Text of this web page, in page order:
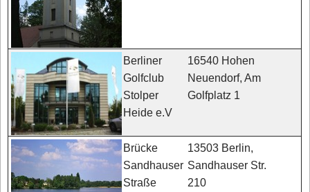
Berliner
Golfclub
Stolper
Heide e.V
16540 Hohen
Neuendorf, Am
Golfplatz 1
Brücke
Sandhauser
Straße
13503 Berlin,
Sandhauser Str.
210